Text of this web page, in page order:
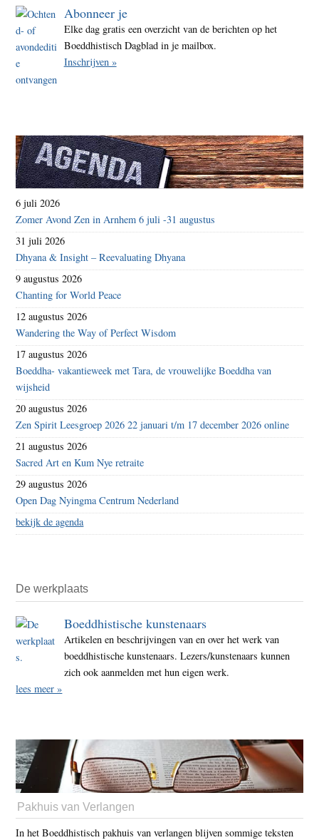
Abonneer je
Elke dag gratis een overzicht van de berichten op het
Boeddhistisch Dagblad in je mailbox.
Inschrijven »
6 juli 2026
Zomer Avond Zen in Arnhem 6 juli -31 augustus
31 juli 2026
Dhyana & Insight – Reevaluating Dhyana
9 augustus 2026
Chanting for World Peace
12 augustus 2026
Wandering the Way of Perfect Wisdom
17 augustus 2026
Boeddha- vakantieweek met Tara, de vrouwelijke Boeddha van
wijsheid
20 augustus 2026
Zen Spirit Leesgroep 2026 22 januari t/m 17 december 2026 online
21 augustus 2026
Sacred Art en Kum Nye retraite
29 augustus 2026
Open Dag Nyingma Centrum Nederland
bekijk de agenda
De werkplaats
Boeddhistische kunstenaars
Artikelen en beschrijvingen van en over het werk van
boeddhistische kunstenaars. Lezers/kunstenaars kunnen
zich ook aanmelden met hun eigen werk.
lees meer »
Pakhuis van Verlangen
In het Boeddhistisch pakhuis van verlangen blijven sommige teksten